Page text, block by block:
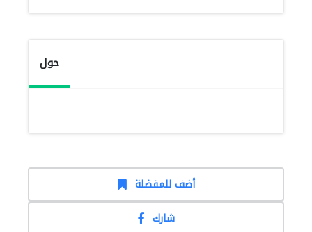
حول
أضف للمفضلة
شارك